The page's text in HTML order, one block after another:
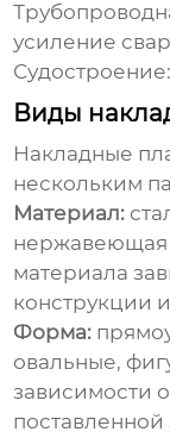
усиление
Виды
Накладные
нескольким
Материал:
нержавеющая
материала
конструкции
Форма:
овальные,
зависимости
поставленной